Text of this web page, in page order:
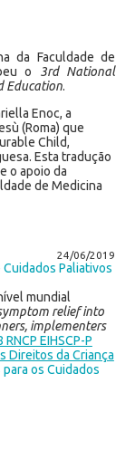
da Faculdade de
o 3rd National
Education.
Enoc, a
(Roma) que
Child,
Esta tradução
o apoio da
de Medicina
24/06/2019
Paliativos
mundial
relief into
implementers
EIHSCP-P
Direitos da Criança
os Cuidados